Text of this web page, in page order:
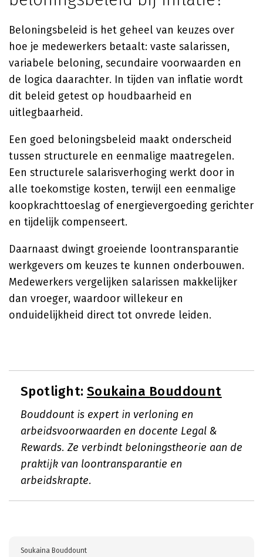
Beloningsbeleid is het geheel van keuzes over
hoe je medewerkers betaalt: vaste salarissen,
variabele beloning, secundaire voorwaarden en
de logica daarachter. In tijden van inflatie wordt
dit beleid getest op houdbaarheid en
uitlegbaarheid.
Een goed beloningsbeleid maakt onderscheid
tussen structurele en eenmalige maatregelen.
Een structurele salarisverhoging werkt door in
alle toekomstige kosten, terwijl een eenmalige
koopkrachttoeslag of energievergoeding gerichter
en tijdelijk compenseert.
Daarnaast dwingt groeiende loontransparantie
werkgevers om keuzes te kunnen onderbouwen.
Medewerkers vergelijken salarissen makkelijker
dan vroeger, waardoor willekeur en
onduidelijkheid direct tot onvrede leiden.
Spotlight: Soukaina Bouddount
Bouddount is expert in verloning en
arbeidsvoorwaarden en docente Legal &
Rewards. Ze verbindt beloningstheorie aan de
praktijk van loontransparantie en
arbeidskrapte.
Soukaina Bouddount